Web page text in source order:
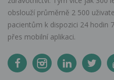
obslouží průměrně 2 500
pacientům k dispozici 24 hodin
přes mobilní aplikaci.